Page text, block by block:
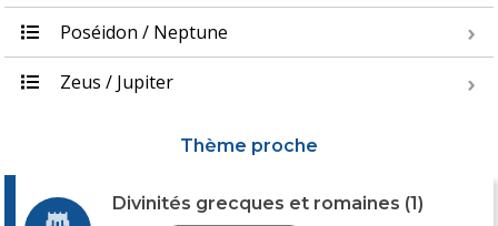
Poséidon / Neptune
Zeus / Jupiter
Thème proche
Divinités grecques et romaines (1)